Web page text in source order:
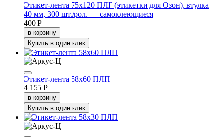
Этикет-лента 75х120 ПЛГ (этикетки для Озон), втулка
40 мм, 300 шт./рол. — самоклеющиеся
400 Р
в корзину
Купить в один клик
Этикет-лента 58х60 ПЛП
4 155 Р
в корзину
Купить в один клик